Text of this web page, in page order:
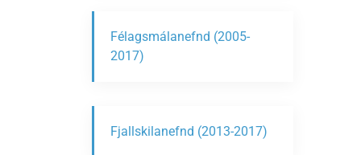
Félagsmálanefnd (2005-
2017)
Fjallskilanefnd (2013-2017)